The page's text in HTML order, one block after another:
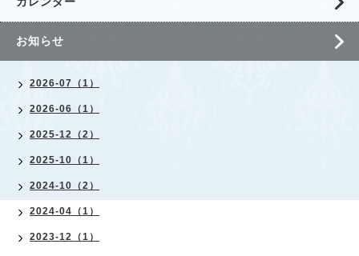
お知らせ
2026-07（1）
2026-06（1）
2025-12（2）
2025-10（1）
2024-10（2）
2024-04（1）
2023-12（1）